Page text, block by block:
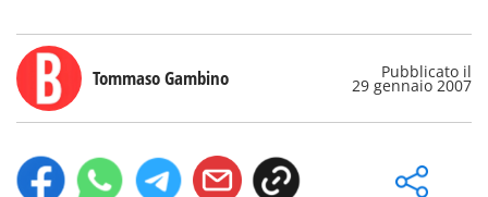
Tommaso Gambino Pubblicato il
29 gennaio 2007